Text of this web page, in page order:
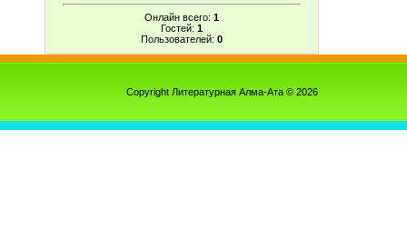
Онлайн всего: 1
Гостей: 1
Пользователей: 0
Copyright Литературная Алма-Ата © 2026